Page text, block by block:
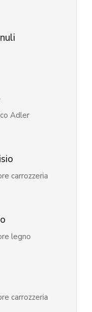
Adler
carrozzeria
legno
carrozzeria